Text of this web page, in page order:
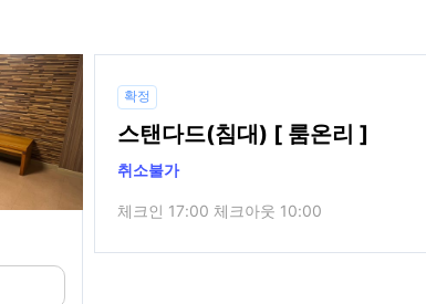
확정
스탠다드(침대) [ 룸온리 ]
취소불가
체크인 17:00 체크아웃 10:00